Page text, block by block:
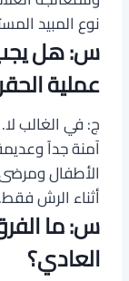
نوع المبيد
س: هل يجب
عملية
ج: في الغالب
آمنة جداً
الأطفال
أثناء الرش فقط.
س: ما
العادي؟